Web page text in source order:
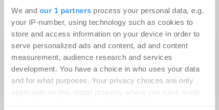
We and our 1 partners process your personal data, e.g.
your IP-number, using technology such as cookies to
store and access information on your device in order to
serve personalized ads and content, ad and content
measurement, audience research and services
development. You have a choice in who uses your data
and for what purposes. Your privacy choices are only
applicable on this digital property where you have made
Zur Website
Social Media